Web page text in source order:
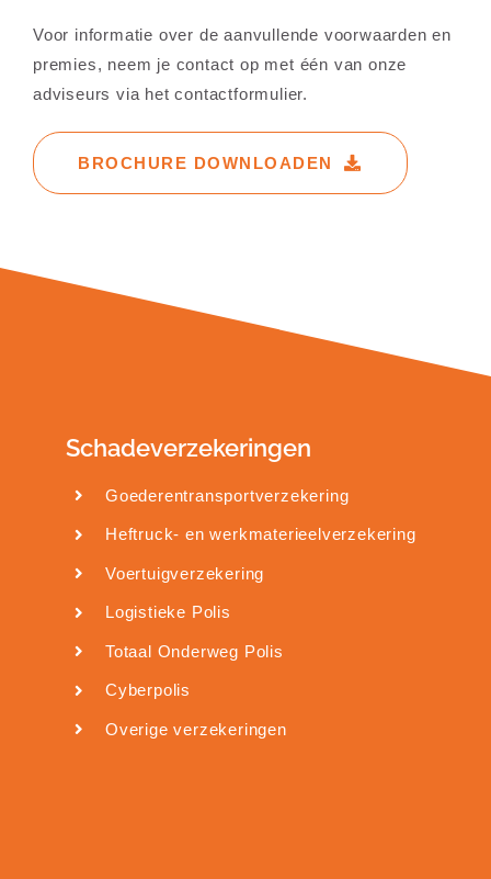
Voor informatie over de aanvullende voorwaarden en
premies, neem je contact op met één van onze
adviseurs via hetcontactformulier.
BROCHURE DOWNLOADEN
Schadeverzekeringen
Goederentransportverzekering
Heftruck- en werkmaterieelverzekering
Voertuigverzekering
Logistieke Polis
Totaal Onderweg Polis
Cyberpolis
Overige verzekeringen